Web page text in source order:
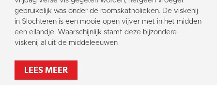
Steun ons
Contact
Vaktaal
gebruikelijk was onder de roomskatholieken. De viskenij
in Slochteren is een mooie open vijver met in het midden
een eilandje. Waarschijnlijk stamt deze bijzondere
viskenij al uit de middeleeuwen
LEES MEER